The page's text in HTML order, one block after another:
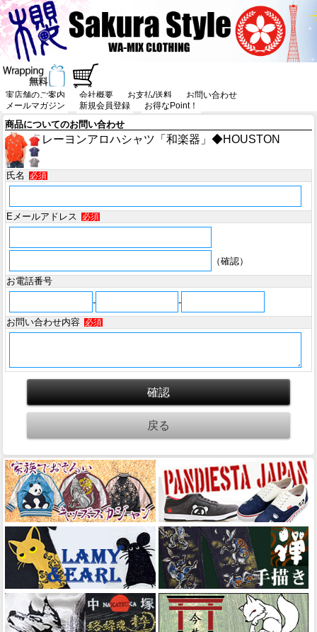
実店舗のご案内 会社概要 お支払/送料
お問い合わせ
メールマガジン
新規会員登録 お得なPoint！
商品についてのお問い合わせ
レーヨンアロハシャツ「和楽器」◆HOUSTON
氏名 必須
Eメールアドレス 必須
（確認）
お電話番号
-
-
お問い合わせ内容
必須